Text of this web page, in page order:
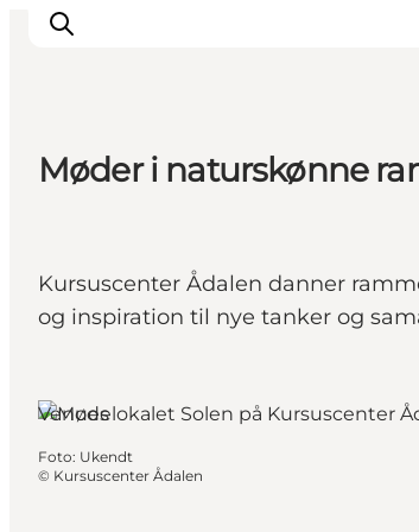
Guides & inspiration
Overnatning
Oplevelser
Møder i naturskønne
Kursuscenter Ådalen danner
og inspiration til nye tanker og
Venues
Foto: Ukendt
© Kursuscenter Ådalen